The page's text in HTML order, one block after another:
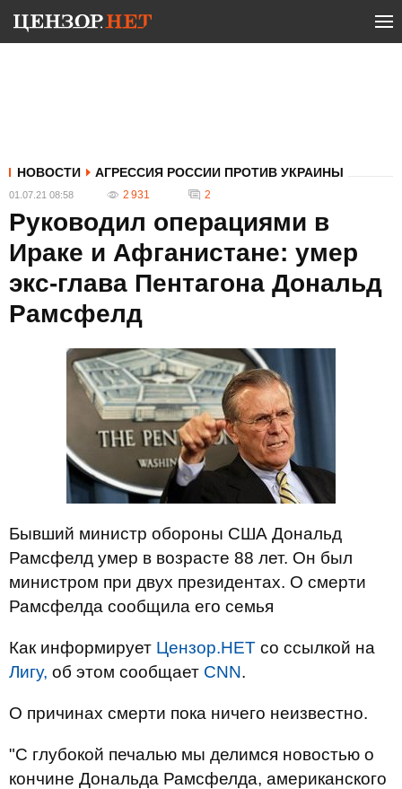
НОВОСТИ АГРЕССИЯ РОССИИ ПРОТИВ УКРАИНЫ
01.07.21 08:58 2 931 2
Руководил операциями в
Ираке и Афганистане: умер
экс-глава Пентагона Дональд
Рамсфелд
Бывший министр обороны США Дональд
Рамсфелд умер в возрасте 88 лет. Он был
министром при двух президентах. О смерти
Рамсфелда сообщила его семья
Как информирует Цензор.НЕТ со ссылкой на
Лигу, об этом сообщает CNN.
О причинах смерти пока ничего неизвестно.
"С глубокой печалью мы делимся новостью о
кончине Дональда Рамсфелда, американского